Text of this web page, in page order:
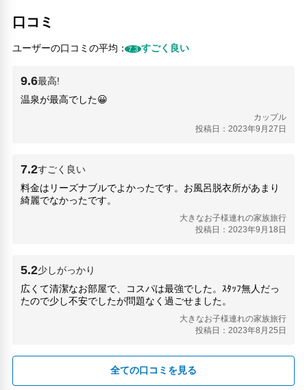
口コミ
ユーザーの口コミの平均：7.3 すごく良い
9.6最高!
温泉が最高でした😀
カップル
投稿日：2023年9月27日
7.2すごく良い
料金はリーズナブルでよかったです。お風呂脱衣所があまり
綺麗でなかったです。
大きなお子様連れの家族旅行
投稿日：2023年9月18日
5.2少しがっかり
広くて清潔なお部屋で、コスパは最強でした。ｽﾀｯﾌ無人だっ
たので少し不安でしたが問題なく過ごせました。
大きなお子様連れの家族旅行
投稿日：2023年8月25日
全ての口コミを見る